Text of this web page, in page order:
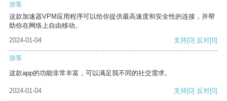
游客
这款加速器VPM应用程序可以给你提供最高速度和安全性的连接，并帮
助你在网络上自由移动。
2024-01-04
支持[0] 反对[0]
游客
这款app的功能非常丰富，可以满足我不同的社交需求。
2024-01-04 支持[0] 反对[0]